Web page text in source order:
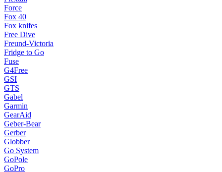
Force
Fox 40
Fox knifes
Free Dive
Freund-Victoria
Fridge to Go
Fuse
G4Free
GSI
GTS
Gabel
Garmin
GearAid
Geber-Bear
Gerber
Globber
Go System
GoPole
GoPro